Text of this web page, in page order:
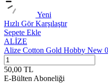
Yeni
Hızlı GörKarşılaştır
Sepete Ekle
ALİZE
Alize Cotton Gold Hobby New
50,00 TL
E-Bülten Aboneliği